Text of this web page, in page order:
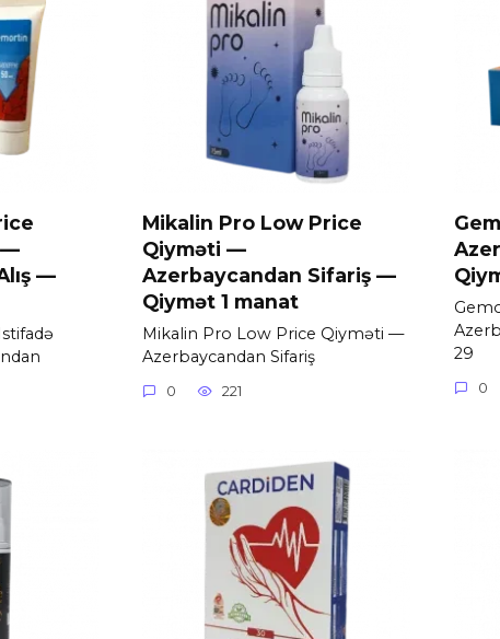
—
—
Mikalin Pro Low Price
Qiyməti —
Azerbaycandan Sifariş —
Qiymət 1 manat
Mikalin Pro Low Price Qiyməti —
Azerbaycandan Sifariş
0 221
29
0